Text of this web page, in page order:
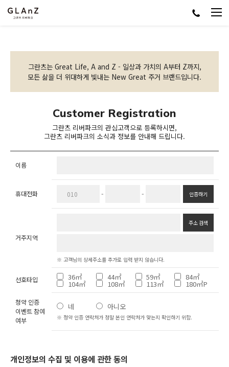
그란츠는 Great Life, A and Z - 일상과 가치의 A부터 Z까지,
모든 삶을 더 위대하게 빛내는 New Great 주거 브랜드입니다.
Customer Registration
그란츠 리버파크의 관심고객으로 등록하시면,
그란츠 리버파크의 소식과 정보를 안내해 드립니다.
이름
휴대전화 - - 인증하기
거주지역
주소 검색
※ 고객님의 상세주소를 추가로 입력 받지 않습니다.
선호타입 36㎡ 44㎡ 59㎡ 84㎡
104㎡ 108㎡ 113㎡ 180㎡P
청약 인증
이벤트 참여
여부
네 아니오
※ 청약 인증 연락처가 정말 본인 연락처가 맞는지 확인하기 위함.
개인정보의 수집 및 이용에 관한 동의